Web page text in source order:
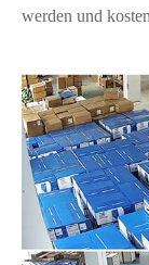
werden und